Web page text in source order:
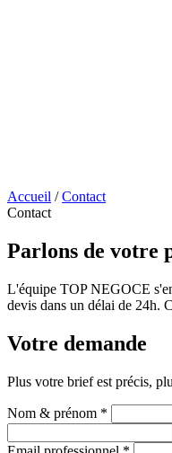
Accueil / Contact
Contact
Parlons de votre
L'équipe TOP NEGOCE
devis dans un délai de 24h.
Votre demande
Plus votre brief est précis,
Nom & prénom *